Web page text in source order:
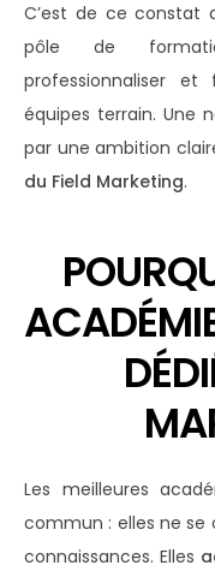
C’est de ce constat
pôle de
professionnaliser et
équipes terrain. Une
par une ambition
du Field Marketing.
Les meilleures
commun : elles ne
connaissances. Elles